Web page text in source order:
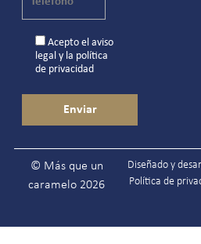
Acepto el aviso
legal y la política
de privacidad
© Más que un
caramelo 2026
Diseñado y
Política de